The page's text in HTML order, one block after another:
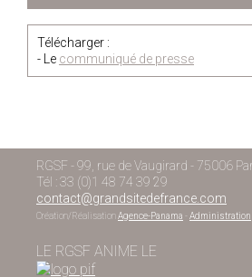
Télécharger :
- Le communiqué de presse
RGSF - 99, rue de Vaugirard - 75006
Tél : 33 (0)1 48 74 39 29
contact@grandsitedefrance.com
Création/RéalisationAgence-Panama - Administration
LE RGSF ANIME LE